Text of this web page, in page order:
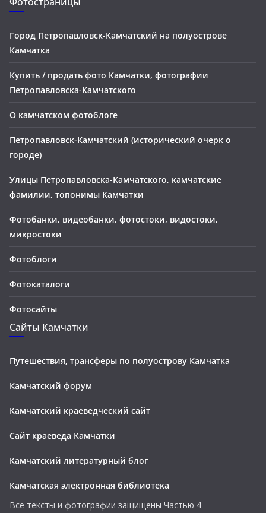
Город Петропавловск-Камчатский на полуострове
Камчатка
Купить / продать фото Камчатки, фотографии
Петропавловска-Камчатского
О камчатском фотоблоге
Петропавловск-Камчатский (исторический очерк о
городе)
Улицы Петропавловска-Камчатского, камчатские
фамилии, топонимы Камчатки
Фотобанки, видеобанки, фотостоки, видостоки,
микростоки
Фотоблоги
Фотокаталоги
Фотосайты
Сайты Камчатки
Путешествия, трансферы по полуострову Камчатка
Камчатский форум
Камчатский краеведческий сайт
Сайт краеведа Камчатки
Камчатский литературный блог
Камчатская электронная библиотека
Все тексты и фотографии защищены Частью 4